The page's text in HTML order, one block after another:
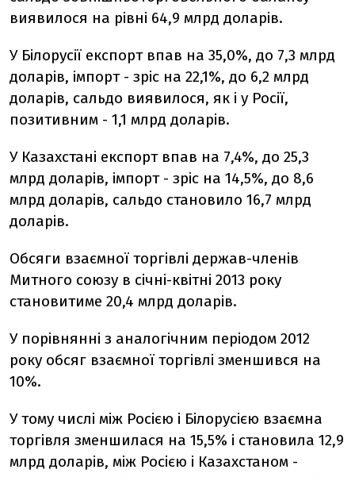
виявилося на рівні 64,9 млрд доларів.
У Білорусії експорт впав на 35,0%, до 7,3 млрд
доларів, імпорт - зріс на 22,1%, до 6,2 млрд
доларів, сальдо виявилося, як і у Росії,
позитивним - 1,1 млрд доларів.
У Казахстані експорт впав на 7,4%, до 25,3
млрд доларів, імпорт - зріс на 14,5%, до 8,6
млрд доларів, сальдо становило 16,7 млрд
доларів.
Обсяги взаємної торгівлі держав-членів
Митного союзу в січні-квітні 2013 року
становитиме 20,4 млрд доларів.
У порівнянні з аналогічним періодом 2012
року обсяг взаємної торгівлі зменшився на
10%.
У тому числі між Росією і Білорусією взаємна
торгівля зменшилася на 15,5% і становила 12,9
млрд доларів, між Росією і Казахстаном -